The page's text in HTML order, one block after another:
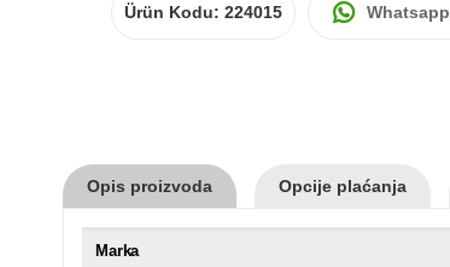
Ürün Kodu: 224015 Whatsapp
Opis proizvoda Opcije plaćanja
Marka